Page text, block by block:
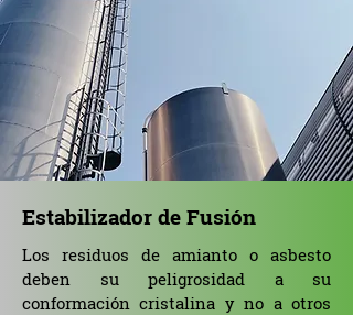
Estabilizador de Fusión
Los residuos de amianto o asbesto
deben su peligrosidad a su
conformación cristalina y no a otros